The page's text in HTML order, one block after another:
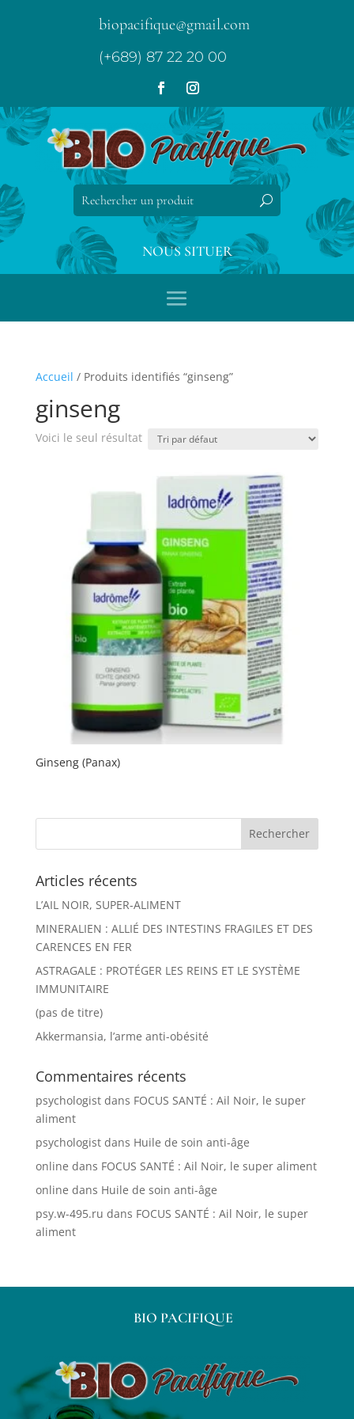
biopacifique@gmail.com
(+689) 87 22 20 00
NOUS SITUER
Accueil / Produits identifiés “ginseng”
ginseng
Voici le seul résultat
Ginseng (Panax)
Articles récents
L’AIL NOIR, SUPER-ALIMENT
MINERALIEN : ALLIÉ DES INTESTINS FRAGILES ET DES
CARENCES EN FER
ASTRAGALE : PROTÉGER LES REINS ET LE SYSTÈME
IMMUNITAIRE
(pas de titre)
Akkermansia, l’arme anti-obésité
Commentaires récents
psychologistdans FOCUS SANTÉ : Ail Noir, le super
aliment
psychologistdans Huile de soin anti-âge
online dans FOCUS SANTÉ : Ail Noir, le super aliment
online dans Huile de soin anti-âge
psy.w-495.ru dans FOCUS SANTÉ : Ail Noir, le super
aliment
BIO PACIFIQUE